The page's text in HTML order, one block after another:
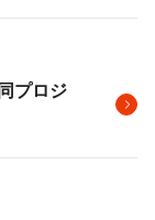
プロジ